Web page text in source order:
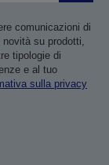
comunicazioni di
su prodotti,
tipologie di
e al tuo
sulla privacy